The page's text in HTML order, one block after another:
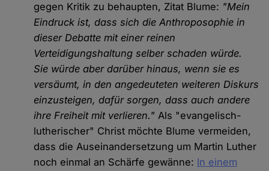
gegen Kritik zu behaupten, Zitat Blume: "Mein
Eindruck ist, dass sich die Anthroposophie in
dieser Debatte mit einer reinen
Verteidigungshaltung selber schaden würde.
Sie würde aber darüber hinaus, wenn sie es
versäumt, in den angedeuteten weiteren Diskurs
einzusteigen, dafür sorgen, dass auch andere
ihre Freiheit mit verlieren." Als "evangelisch-
lutherischer" Christ möchte Blume vermeiden,
dass die Auseinandersetzung um Martin Luther
noch einmal an Schärfe gewänne: In einem